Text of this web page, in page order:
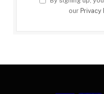
our Privacy